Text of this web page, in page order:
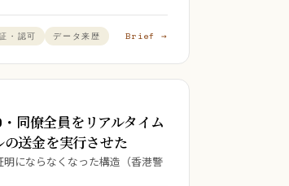
・認可 データ来歴 Brief →
同僚全員をリアルタイム
送金を実行させた
にならなくなった構造（香港警